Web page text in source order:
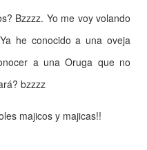
Bzzzz. Yo me voy volando
he conocido a una oveja
a una Oruga que no
bzzzz
majicos y majicas!!